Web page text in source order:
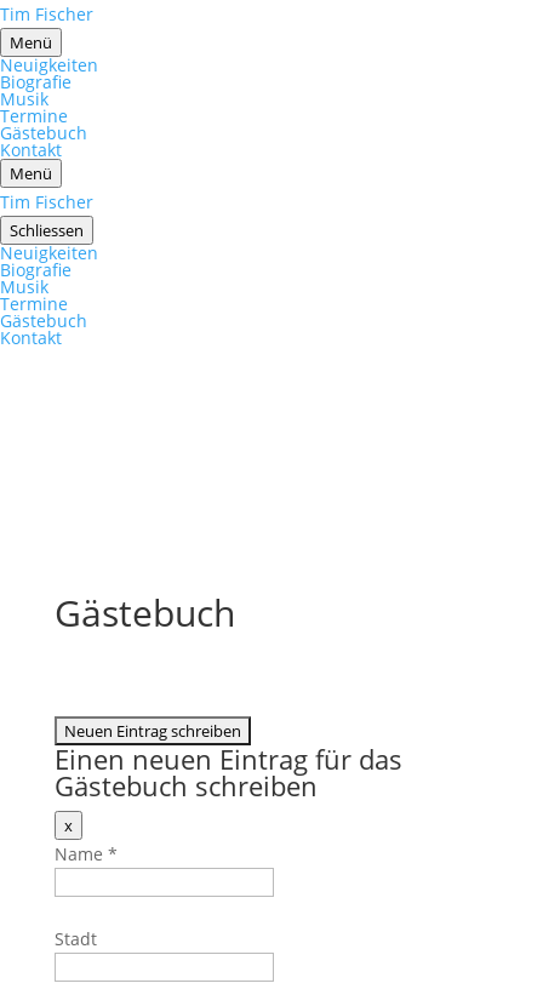
Tim Fischer
Menü
Neuigkeiten
Biografie
Musik
Termine
Gästebuch
Kontakt
Menü
Tim Fischer
Schliessen
Neuigkeiten
Biografie
Musik
Termine
Gästebuch
Kontakt
Gästebuch
Einen neuen Eintrag für das
Gästebuch schreiben
xDieses
Formular
ausblenden
Name *
Stadt